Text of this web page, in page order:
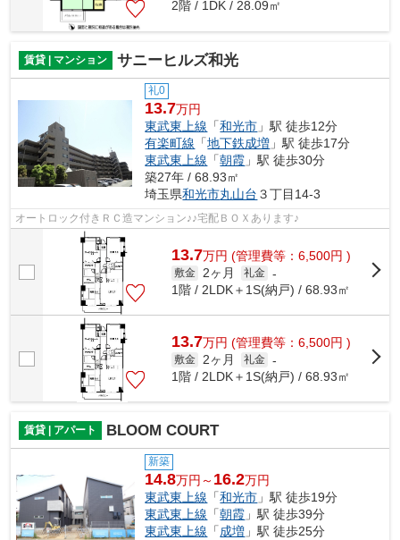
2階 / 1DK / 28.09㎡
賃貸 | マンション サニーヒルズ和光
礼0
13.7万円
東武東上線 「和光市 」駅 徒歩12分
有楽町線 「地下鉄成増 」駅 徒歩17分
東武東上線 「朝霞 」駅 徒歩30分
築27年 / 68.93㎡
埼玉県和光市丸山台 ３丁目14-3
オートロック付きＲＣ造マンション♪♪宅配ＢＯＸあります♪
13.7万円 (管理費等：6,500円 )
敷金 2ヶ月 礼金 -
1階 / 2LDK＋1S(納戸) / 68.93㎡
13.7万円 (管理費等：6,500円 )
敷金 2ヶ月 礼金 -
1階 / 2LDK＋1S(納戸) / 68.93㎡
賃貸 | アパート BLOOM COURT
新築
14.8万円～ 16.2万円
東武東上線 「和光市 」駅 徒歩19分
東武東上線 「朝霞 」駅 徒歩39分
東武東上線 「成増 」駅 徒歩25分